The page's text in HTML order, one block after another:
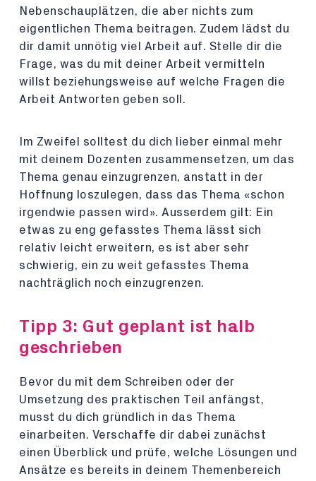
Nebenschauplätzen, die aber nichts zum
eigentlichen Thema beitragen. Zudem lädst du
dir damit unnötig viel Arbeit auf. Stelle dir die
Frage, was du mit deiner Arbeit vermitteln
willst beziehungsweise auf welche Fragen die
Arbeit Antworten geben soll.
Im Zweifel solltest du dich lieber einmal mehr
mit deinem Dozenten zusammensetzen, um das
Thema genau einzugrenzen, anstatt in der
Hoffnung loszulegen, dass das Thema «schon
irgendwie passen wird». Ausserdem gilt: Ein
etwas zu eng gefasstes Thema lässt sich
relativ leicht erweitern, es ist aber sehr
schwierig, ein zu weit gefasstes Thema
nachträglich noch einzugrenzen.
Tipp 3: Gut geplant ist halb
geschrieben
Bevor du mit dem Schreiben oder der
Umsetzung des praktischen Teil anfängst,
musst du dich gründlich in das Thema
einarbeiten. Verschaffe dir dabei zunächst
einen Überblick und prüfe, welche Lösungen und
Ansätze es bereits in deinem Themenbereich